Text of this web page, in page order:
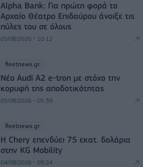
Alpha Bank: Για πρώτη φορά το
Αρχαίο Θέατρο Επιδαύρου άνοιξε τις
πύλες του σε όλους
05/08/2026 - 10:12
fleetnews.gr
Νέο Audi A2 e-tron με στόχο την
κορυφή της αποδοτικότητας
05/08/2026 - 05:39
fleetnews.gr
Η Chery επενδύει 75 εκατ. δολάρια
στην KG Mobility
04/08/2026 - 09:24